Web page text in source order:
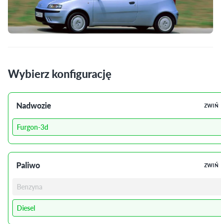
Wybierz konfigurację
Nadwozie ZWIŃ
Furgon-3d
Paliwo ZWIŃ
Benzyna
Diesel